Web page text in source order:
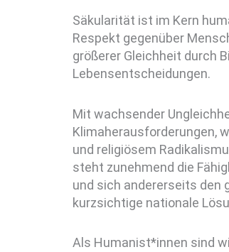
Säkularität ist im Kern
Respekt gegenüber
größerer Gleichheit durch
Lebensentscheidungen.
Mit wachsender
Klimaherausforderungen,
und religiösem
steht zunehmend die
und sich andererseits den
kurzsichtige nationale
Als Humanist*innen sind